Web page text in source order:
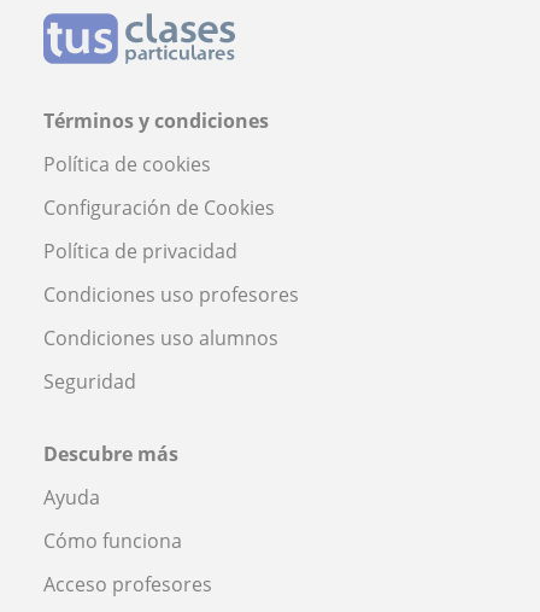
Términos y condiciones
Política de cookies
Configuración de Cookies
Política de privacidad
Condiciones uso profesores
Condiciones uso alumnos
Seguridad
Descubre más
Ayuda
Cómo funciona
Acceso profesores